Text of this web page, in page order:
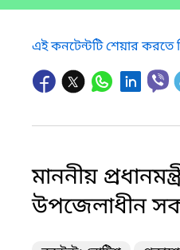
এই কনটেন্টটি শেয়ার
মাননীয়
উপজেলাধীন